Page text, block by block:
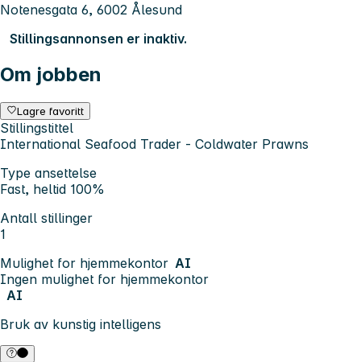
Notenesgata 6, 6002 Ålesund
Stillingsannonsen er inaktiv.
Om jobben
Lagre favoritt
Stillingstittel
International Seafood Trader - Coldwater Prawns
Type ansettelse
Fast, heltid 100%
Antall stillinger
1
Mulighet for hjemmekontor AI
Ingen mulighet for hjemmekontor
AI
Bruk av kunstig intelligens